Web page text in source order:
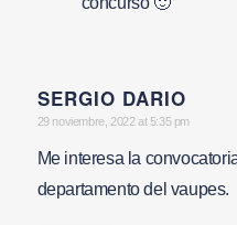
SERGIO DARIO
says:
29 noviembre, 2022 at 5:35 pm
Me interesa la
departamento del vaupes.